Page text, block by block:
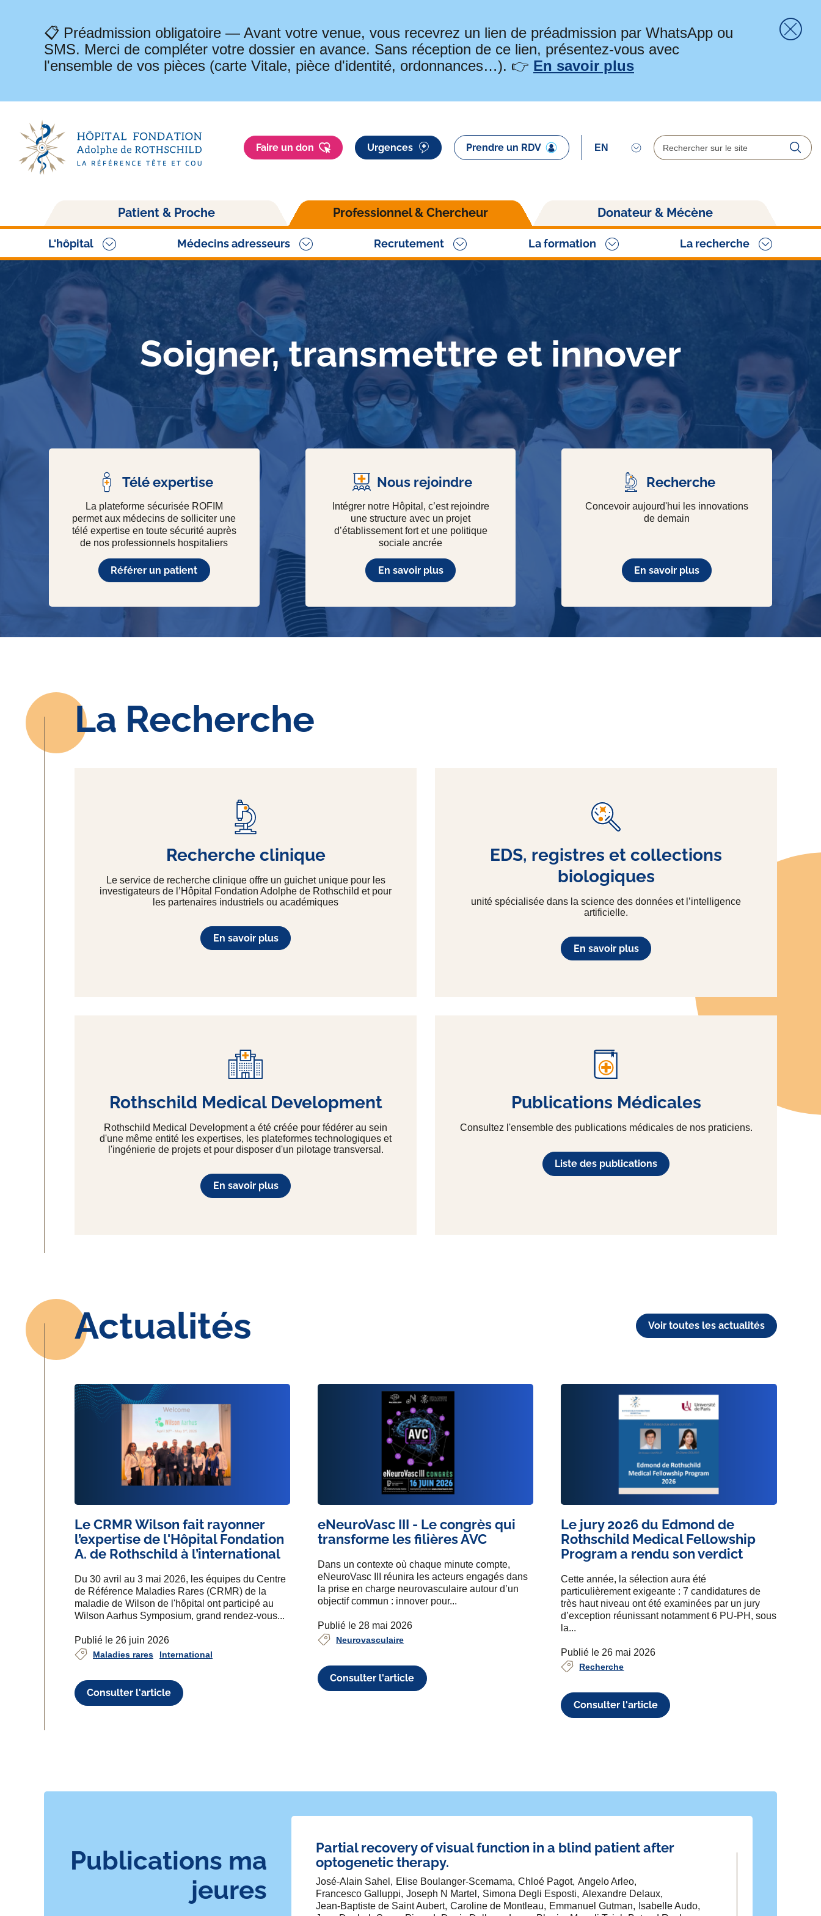
📋 Préadmission obligatoire — Avant votre venue, vous recevrez un lien de préadmission par WhatsApp ou
SMS. Merci de compléter votre dossier en avance. Sans réception de ce lien, présentez-vous avec
l'ensemble de vos pièces (carte Vitale, pièce d'identité, ordonnances…). 👉 En savoir plus
Faire un don Urgences Prendre un RDV Rechercher
Patient & Proche Professionnel & Chercheur
L'hôpital Médecins adresseurs Recrutement La formation La recherche
Donateur & Mécène
Soigner, transmettre et innover
Télé expertise
La plateforme sécurisée ROFIM
permet aux médecins de solliciter une
télé expertise en toute sécurité auprès
de nos professionnels hospitaliers
Référer un patient
Nous rejoindre
Intégrer notre Hôpital, c’est rejoindre
une structure avec un projet
d’établissement fort et une politique
sociale ancrée
En savoir plus
Recherche
Concevoir aujourd'hui les innovations
de demain
En savoir plus
La Recherche
Recherche clinique
Le service de recherche clinique offre un guichet unique pour les
investigateurs de l’Hôpital Fondation Adolphe de Rothschild et pour
les partenaires industriels ou académiques
En savoir plus
EDS, registres et collections
biologiques
unité spécialisée dans la science des données et l’intelligence
artificielle.
En savoir plus
Rothschild Medical Development
Rothschild Medical Development a été créée pour fédérer au sein
d'une même entité les expertises, les plateformes technologiques et
l'ingénierie de projets et pour disposer d'un pilotage transversal.
En savoir plus
Publications Médicales
Consultez l'ensemble des publications médicales de nos praticiens.
Liste des publications
Actualités Voir toutes les actualités
Le CRMR Wilson fait rayonner
l’expertise de l'Hôpital Fondation
A. de Rothschild à l’international
Du 30 avril au 3 mai 2026, les équipes du Centre
de Référence Maladies Rares (CRMR) de la
maladie de Wilson de l'hôpital ont participé au
Wilson Aarhus Symposium, grand rendez-vous...
Publié le 26 juin 2026
Maladies rares International
Consulter l'article
eNeuroVasc III - Le congrès qui
transforme les filières AVC
Dans un contexte où chaque minute compte,
eNeuroVasc III réunira les acteurs engagés dans
la prise en charge neurovasculaire autour d’un
objectif commun : innover pour...
Publié le 28 mai 2026
Neurovasculaire
Consulter l'article
Le jury 2026 du Edmond de
Rothschild Medical Fellowship
Program a rendu son verdict
Cette année, la sélection aura été
particulièrement exigeante : 7 candidatures de
très haut niveau ont été examinées par un jury
d’exception réunissant notamment 6 PU-PH, sous
la...
Publié le 26 mai 2026
Recherche
Consulter l'article
Publications ma
jeures
Partial recovery of visual function in a blind patient after
optogenetic therapy.
José-Alain Sahel Elise Boulanger-Scemama Chloé Pagot Angelo Arleo
Francesco Galluppi Joseph N Martel Simona Degli Esposti Alexandre Delaux
Jean-Baptiste de Saint Aubert Caroline de Montleau Emmanuel Gutman
Isabelle Audo